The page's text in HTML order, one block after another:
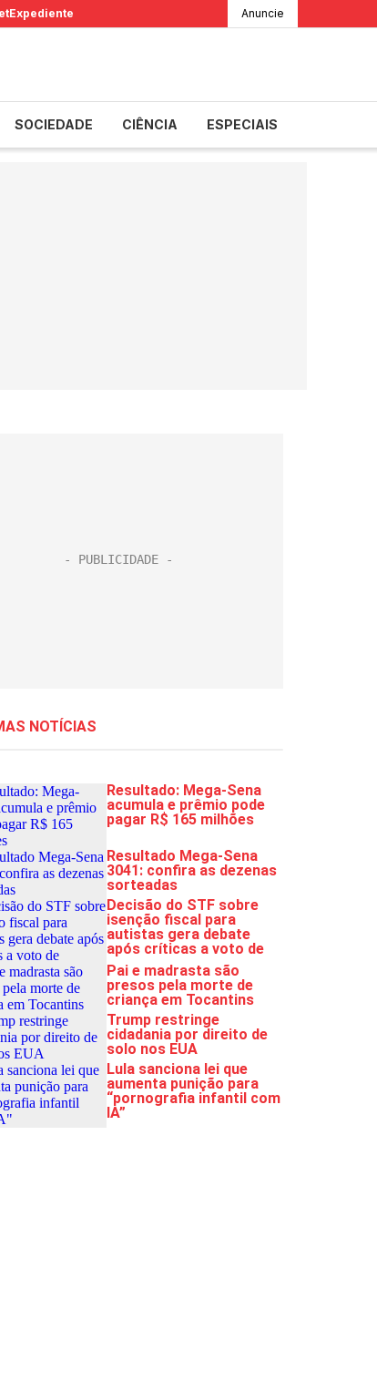
Expediente Anuncie
SOCIEDADE CIÊNCIA ESPECIAIS